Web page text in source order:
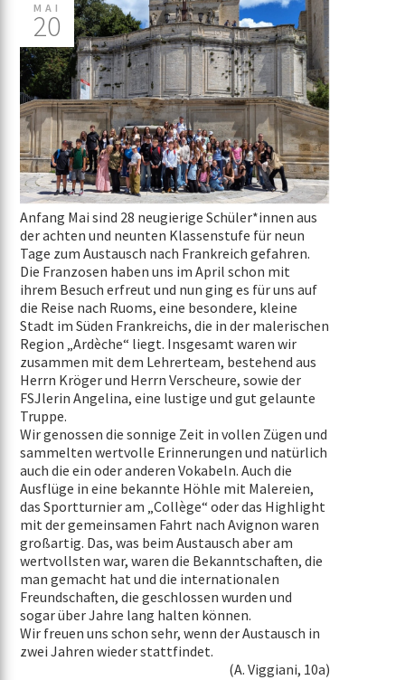
MAI
20
Anfang Mai sind 28 neugierige Schüler*innen aus
der achten und neunten Klassenstufe für neun
Tage zum Austausch nach Frankreich gefahren.
Die Franzosen haben uns im April schon mit
ihrem Besuch erfreut und nun ging es für uns auf
die Reise nach Ruoms, eine besondere, kleine
Stadt im Süden Frankreichs, die in der malerischen
Region „Ardèche“ liegt. Insgesamt waren wir
zusammen mit dem Lehrerteam, bestehend aus
Herrn Kröger und Herrn Verscheure, sowie der
FSJlerin Angelina, eine lustige und gut gelaunte
Truppe.
Wir genossen die sonnige Zeit in vollen Zügen und
sammelten wertvolle Erinnerungen und natürlich
auch die ein oder anderen Vokabeln. Auch die
Ausflüge in eine bekannte Höhle mit Malereien,
das Sportturnier am „Collège“ oder das Highlight
mit der gemeinsamen Fahrt nach Avignon waren
großartig. Das, was beim Austausch aber am
wertvollsten war, waren die Bekanntschaften, die
man gemacht hat und die internationalen
Freundschaften, die geschlossen wurden und
sogar über Jahre lang halten können.
Wir freuen uns schon sehr, wenn der Austausch in
zwei Jahren wieder stattfindet.
(A. Viggiani, 10a)